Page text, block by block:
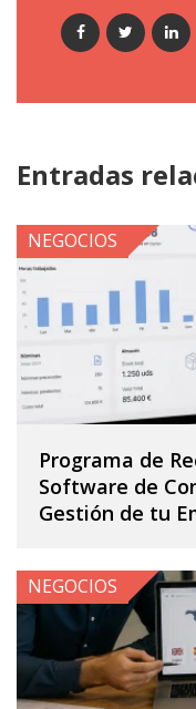
Entradas
Programa de
Software de
Gestión de tu
NEGOCIOS
NEGOCIOS